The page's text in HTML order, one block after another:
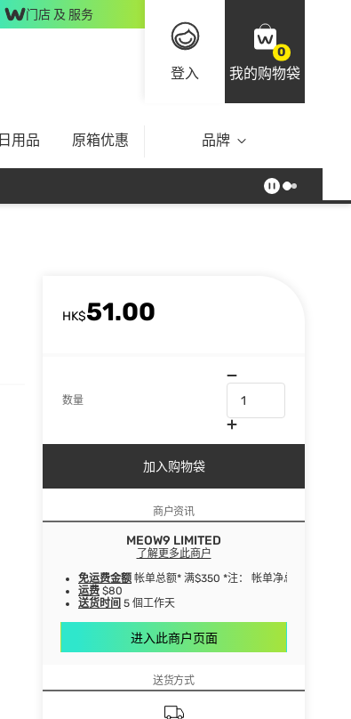
门店 及 服务
登入
0
我的购物袋
日用品 原箱优惠 品牌
HK$51.00
数量
加入购物袋
商户资讯
MEOW9 LIMITED
了解更多此商户
免运费金额 帐单总额* 满$350 *注： 帐单净总额指扣除
运费 $80
送货时间 5 個工作天
进入此商户页面
送货方式